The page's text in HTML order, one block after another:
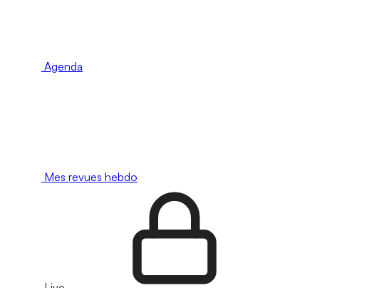
Agenda
Mes revues hebdo